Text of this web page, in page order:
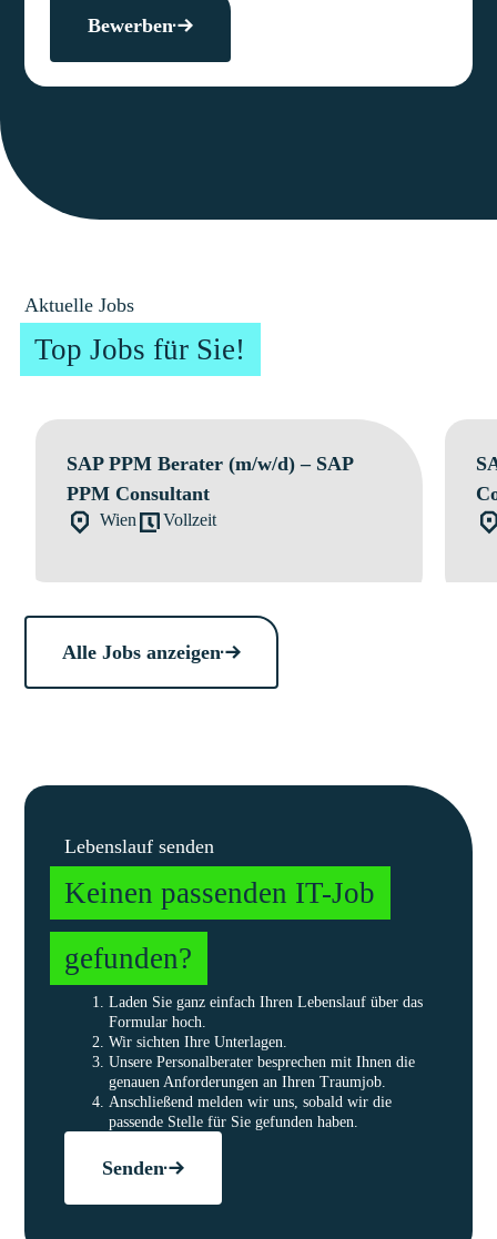
Bewerben
Aktuelle Jobs
Top Jobs für Sie!
SAP PPM Berater (m/w/d) – SAP
PPM Consultant
Wien Vollzeit
Alle Jobs anzeigen
Lebenslauf senden
Keinen passenden IT-Job
gefunden?
Laden Sie ganz einfach Ihren Lebenslauf über das
Formular hoch.
Wir sichten Ihre Unterlagen.
Unsere Personalberater besprechen mit Ihnen die
genauen Anforderungen an Ihren Traumjob.
Anschließend melden wir uns, sobald wir die
passende Stelle für Sie gefunden haben.
Senden